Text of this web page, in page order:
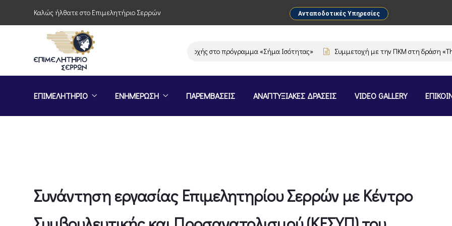
Καλώς ήλθατε στο Επιμελητήριο Σερρών Ανταποδοτικές Υπηρεσίες
Πρόσκληση συμμετοχής στο πρόγραμμα «Σήμα Ισότητας» Συμμετοχή με την ΠΚΜ στη δράση «The
ΕΠΙΜΕΛΗΤΗΡΙΟ ΕΝΗΜΕΡΩΣΗ ΠΑΡΕΜΒΑΣΕΙΣ ΑΝΑΠΤΥΞΙΑΚΕΣ ΔΡΑΣΕΙΣ VIDEO GALLERY
Συνάντηση εργασίας Επιμελητηρίου Σερρών με Κέντρο